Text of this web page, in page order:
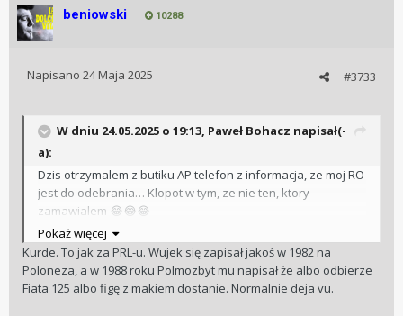
beniowski 10288
#3733
Napisano 24 Maja 2025
W dniu 24.05.2025 o 19:13, Paweł Bohacz napisał(-
a):
Dzis otrzymalem z butiku AP telefon z informacja, ze moj RO
jest do odebrania… Klopot w tym, ze nie ten, ktory
zamawialem 😂😂😂
Pokaż więcej
Kurde. To jak za PRL-u. Wujek się zapisał jakoś w 1982 na
Poloneza, a w 1988 roku Polmozbyt mu napisał że albo odbierze
Fiata 125 albo figę z makiem dostanie. Normalnie deja vu.